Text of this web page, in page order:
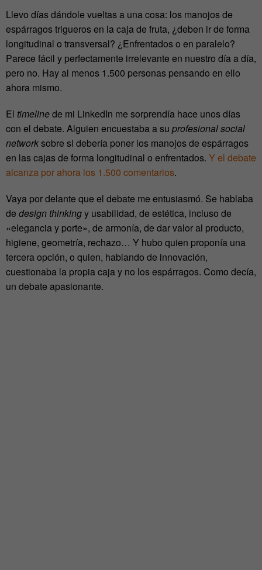
Llevo días dándole vueltas a una cosa: los manojos de
espárragos trigueros en la caja de fruta, ¿deben ir de forma
longitudinal o transversal? ¿Enfrentados o en paralelo?
Parece fácil y perfectamente irrelevante en nuestro día a día,
pero no. Hay al menos 1.500 personas pensando en ello
ahora mismo.
El timelinede mi LinkedIn me sorprendía hace unos días
con el debate. Alguien encuestaba a su profesional social
networksobre si debería poner los manojos de espárragos
en las cajas de forma longitudinal o enfrentados. Y el debate
alcanza por ahora los 1.500 comentarios.
Vaya por delante que el debate me entusiasmó. Se hablaba
de design thinkingy usabilidad, de estética, incluso de
«elegancia y porte», de armonía, de dar valor al producto,
higiene, geometría, rechazo… Y hubo quien proponía una
tercera opción, o quien, hablando de innovación,
cuestionaba la propia caja y no los espárragos. Como decía,
un debate apasionante.